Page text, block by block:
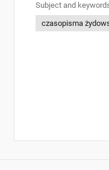
Subject and
czasopisma